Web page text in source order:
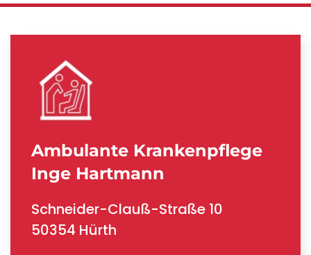
Ambulante Krankenpflege
Inge Hartmann
Schneider-Clauß-Straße 10
50354 Hürth